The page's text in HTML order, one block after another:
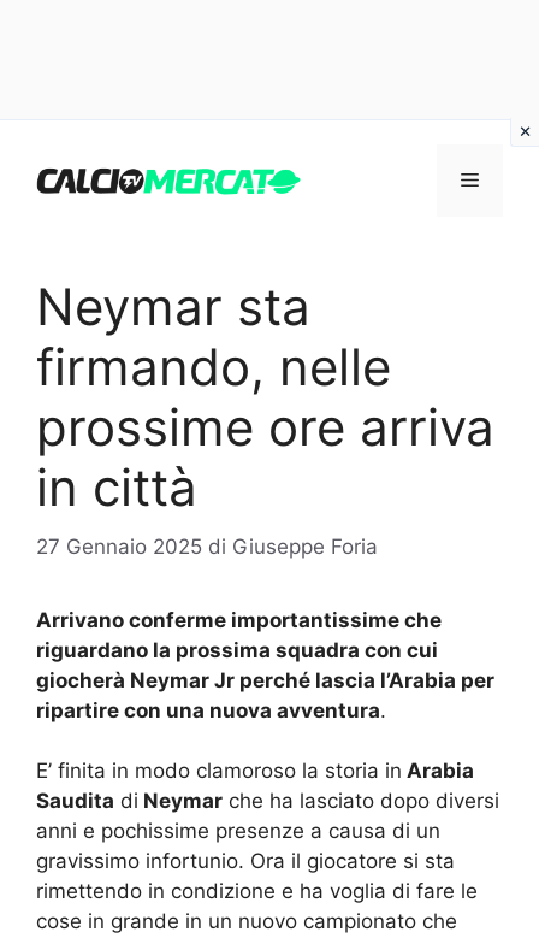
contenuto
Menu
Neymar sta
firmando, nelle
prossime ore arriva
in città
27 Gennaio 2025 di Giuseppe Foria
Arrivano conferme importantissime che
riguardano la prossima squadra con cui
giocherà Neymar Jr perché lascia l’Arabia per
ripartire con una nuova avventura.
E’ finita in modo clamoroso la storia in Arabia
Saudita di Neymar che ha lasciato dopo diversi
anni e pochissime presenze a causa di un
gravissimo infortunio. Ora il giocatore si sta
rimettendo in condizione e ha voglia di fare le
cose in grande in un nuovo campionato che